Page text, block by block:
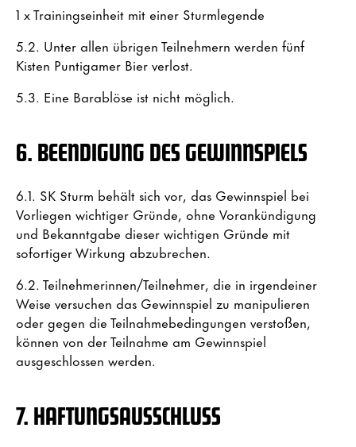
1 x Trainingseinheit mit einer Sturmlegende
5.2. Unter allen übrigen Teilnehmern werden fünf
Kisten Puntigamer Bier verlost.
5.3. Eine Barablöse ist nicht möglich.
6. BEENDIGUNG DES GEWINNSPIELS
6.1. SK Sturm behält sich vor, das Gewinnspiel bei
Vorliegen wichtiger Gründe, ohne Vorankündigung
und Bekanntgabe dieser wichtigen Gründe mit
sofortiger Wirkung abzubrechen.
6.2. Teilnehmerinnen/Teilnehmer, die in irgendeiner
Weise versuchen das Gewinnspiel zu manipulieren
oder gegen die Teilnahmebedingungen verstoßen,
können von der Teilnahme am Gewinnspiel
ausgeschlossen werden.
7. HAFTUNGSAUSSCHLUSS